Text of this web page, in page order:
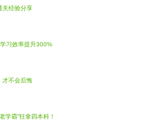
关经验分享
习效率提升300%
才不会后悔
学霸”狂拿四本科！